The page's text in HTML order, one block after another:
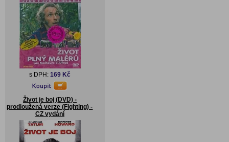
s DPH: 169 Kč
Život je boj (DVD) -
prodloužená verze (Fighting) -
CZ vydání